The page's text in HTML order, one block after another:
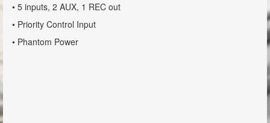
A-3500D Serie
A-3600D Serie
• 5 inputs, 2 AUX, 1 REC out
• Priority Control Input
• Phantom Power